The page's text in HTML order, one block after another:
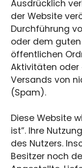
Ausdrücklich
der Website
Durchführung
oder dem
öffentlichen
Aktivitäten
Versands von
(Spam).
Diese Website
ist”. Ihre
des Nutzers.
Besitzer noch